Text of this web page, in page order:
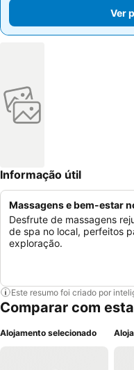
Ver
Informação útil
Massagens e bem-estar
Desfrute de massagens
de spa no local, perfeitos
exploração.
Este resumo foi criado por
Comparar com
Alojamento selecionado